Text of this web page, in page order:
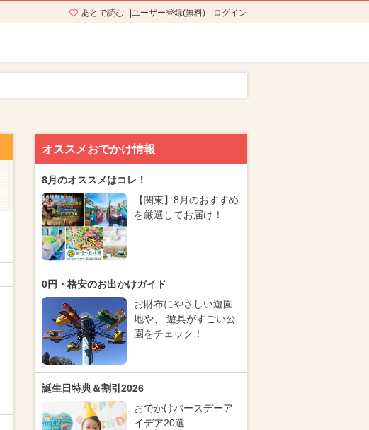
あとで読む ユーザー登録(無料) ログイン
オススメおでかけ情報
8月のオススメはコレ！
【関東】8月のおすすめ
を厳選してお届け！
0円・格安のお出かけガイド
お財布にやさしい遊園
地や、 遊具がすごい公
園をチェック！
誕生日特典＆割引2026
おでかけバースデーア
イデア20選